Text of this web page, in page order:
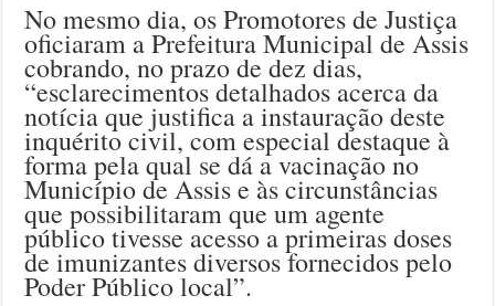
No mesmo dia, os Promotores de Justiça
oficiaram a Prefeitura Municipal de Assis
cobrando, no prazo de dez dias,
“esclarecimentos detalhados acerca da
notícia que justifica a instauração deste
inquérito civil, com especial destaque à
forma pela qual se dá a vacinação no
Município de Assis e às circunstâncias
que possibilitaram que um agente
público tivesse acesso a primeiras doses
de imunizantes diversos fornecidos pelo
Poder Público local”.